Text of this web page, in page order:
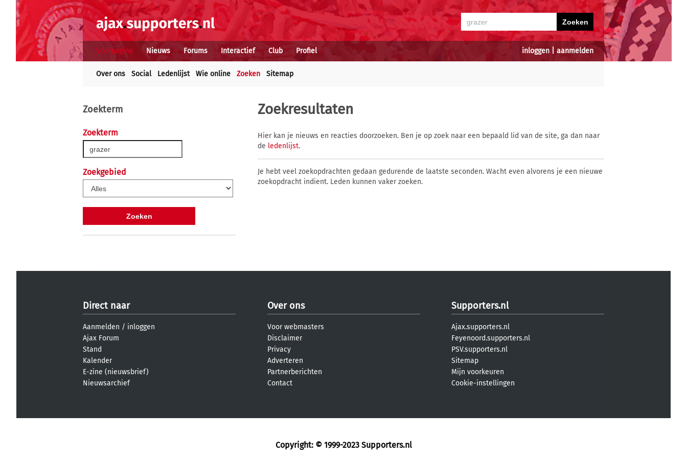
inloggen aanmelden
Voorpagina Nieuws Forums Interactief Club Profiel
Over ons Social Ledenlijst Wie online Zoeken Sitemap
Zoekterm
Zoekterm
Zoekgebied
Zoekresultaten
Hier kan je nieuws en reacties doorzoeken. Ben je op zoek naar een bepaald lid van de site, ga dan naar
de ledenlijst.
Je hebt veel zoekopdrachten gedaan gedurende de laatste seconden. Wacht even alvorens je een nieuwe
zoekopdracht indient. Leden kunnen vaker zoeken.
Direct naar
Aanmelden / inloggen
Ajax Forum
Stand
Kalender
E-zine (nieuwsbrief)
Nieuwsarchief
Over ons
Voor webmasters
Disclaimer
Privacy
Adverteren
Partnerberichten
Contact
Supporters.nl
Ajax.supporters.nl
Feyenoord.supporters.nl
PSV.supporters.nl
Sitemap
Mijn voorkeuren
Cookie-instellingen
Copyright: © 1999-2023 Supporters.nl